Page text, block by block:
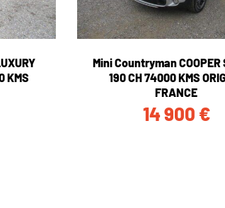
KMS
Mini Countryman COOPER
190 CH 74000 KMS
FRANCE
14 900 €